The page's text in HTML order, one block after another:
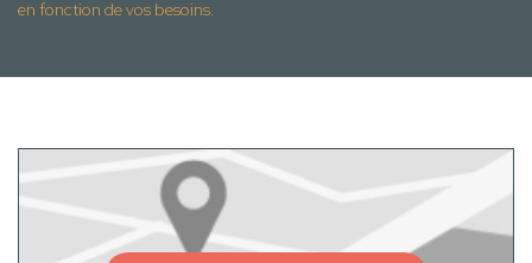
en fonction de vos besoins.